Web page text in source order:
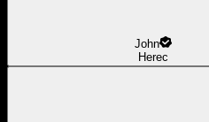
John
Herec